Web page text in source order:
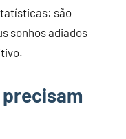
são
sonhos adiados